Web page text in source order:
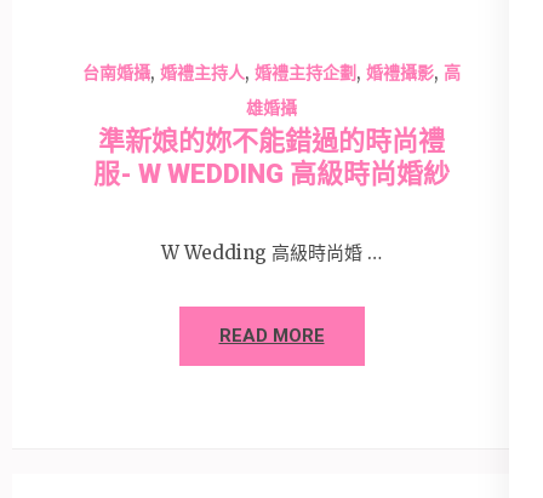
台南婚攝, 婚禮主持人, 婚禮主持企劃 , 婚禮攝影, 高
雄婚攝
準新娘的妳不能錯過的時尚禮
服- W WEDDING 高級時尚婚紗
W Wedding 高級時尚婚 …
READ MORE